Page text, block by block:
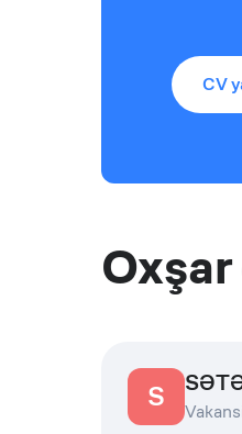
CV
S